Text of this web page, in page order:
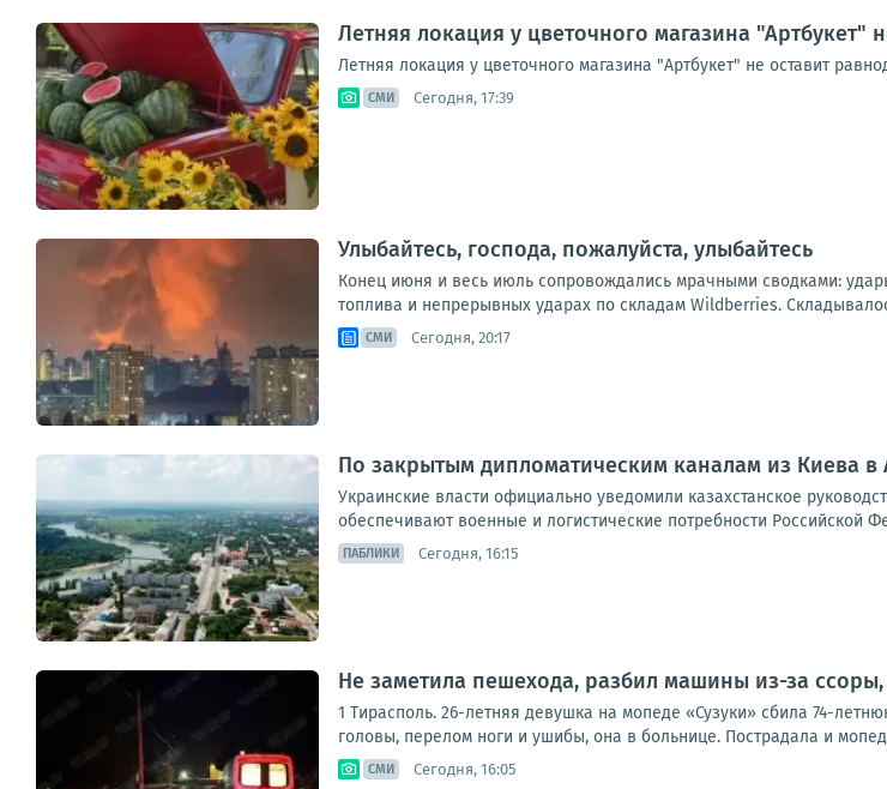
Летняя локация у цветочного магазина
Летняя локация у цветочного магазина "Артбукет" не оставит
СМИ Сегодня, 17:39
Улыбайтесь, господа, пожалуйста, улыбайтесь
Конец июня и весь июль сопровождались мрачными сводками:
топлива и непрерывных ударах по складам Wildberries.
СМИ Сегодня, 20:17
По закрытым дипломатическим каналам из Киева
Украинские власти официально уведомили казахстанское
обеспечивают военные и логистические потребности Российской
ПАБЛИКИ Сегодня, 16:15
Не заметила пешехода, разбил машины из-за
1 Тирасполь. 26-летняя девушка на мопеде «Сузуки» сбила 74-
головы, перелом ноги и ушибы, она в больнице. Пострадала и
СМИ Сегодня, 16:05